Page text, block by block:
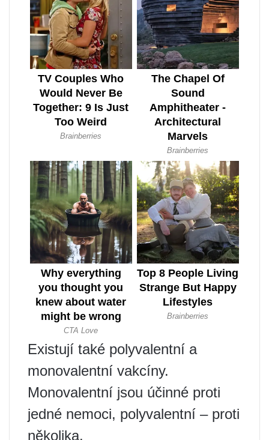
Existují také polyvalentní a
monovalentní vakcíny.
Monovalentní jsou účinné proti
jedné nemoci, polyvalentní – proti
několika.